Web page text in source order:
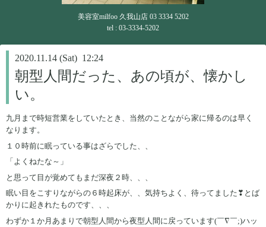
美容室milfoo 久我山店 03 3334 5202
tel : 03-3334-5202
2020.11.14 (Sat) 12:24
朝型人間だった、あの頃が、懐かし
い。
九月まで時短営業をしていたとき、当然のことながら家に帰るのは早く
なります。
１０時前に眠っている事はざらでした、、
「よくねたな～」
と思って目が覚めてもまだ深夜２時、、、
眠い目をこすりながらの６時起床が、、気持ちよく、待ってました❣とば
かりに起きれたものです、、、
わずか１か月あまりで朝型人間から夜型人間に戻っています(￣∇￣;)ハッ